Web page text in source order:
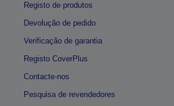
Registo de produtos
Devolução de pedido
Verificação de garantia
Registo CoverPlus
Contacte-nos
Pesquisa de revendedores